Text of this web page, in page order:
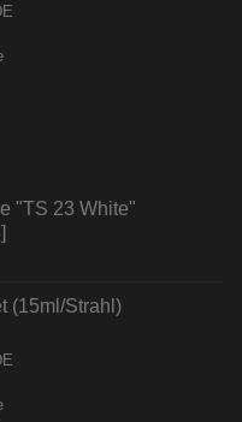
"TS 23 White"
(15ml/Strahl)